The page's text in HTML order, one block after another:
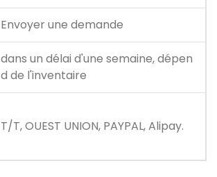
Envoyer une demande
dans un délai d'une semaine, dépen
d de l'inventaire
T/T, OUEST UNION, PAYPAL, Alipay.